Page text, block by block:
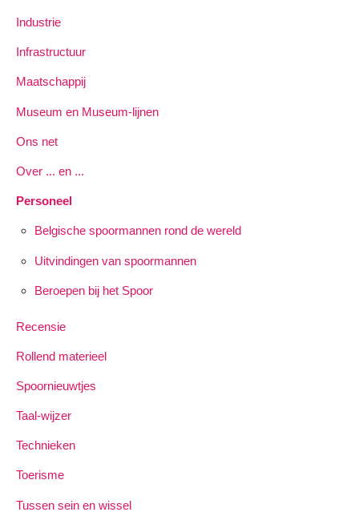
Industrie
Infrastructuur
Maatschappij
Museum en Museum-lijnen
Ons net
Over ... en ...
Personeel
Belgische spoormannen rond de wereld
Uitvindingen van spoormannen
Beroepen bij het Spoor
Recensie
Rollend materieel
Spoornieuwtjes
Taal-wijzer
Technieken
Toerisme
Tussen sein en wissel